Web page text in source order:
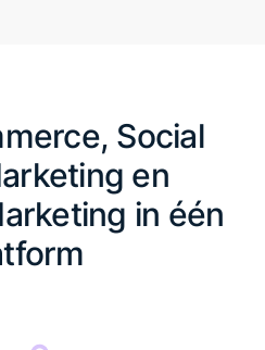
Social
en
in één